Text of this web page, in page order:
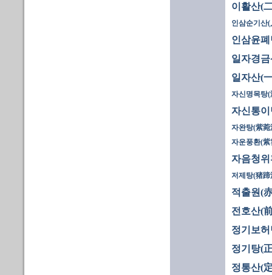
이활산(
인삼순기산
인삼윤
일자경
일자산(
자신명목탕
자신통
자완탕(紫菀
자운풍환(紫
자음청
저제탕(猪蹄
적출원(
전호산(
정기보
정기탕(
정통산(